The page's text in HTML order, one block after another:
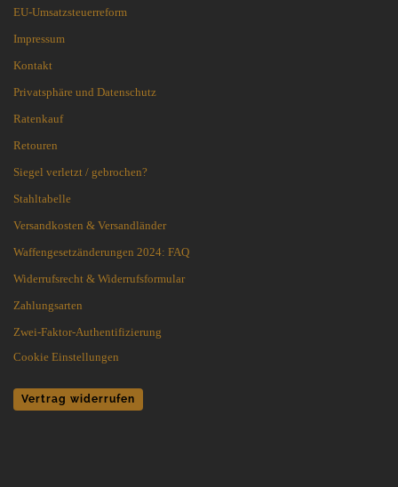
EU-Umsatzsteuerreform
Impressum
Kontakt
Privatsphäre und Datenschutz
Ratenkauf
Retouren
Siegel verletzt / gebrochen?
Stahltabelle
Versandkosten & Versandländer
Waffengesetzänderungen 2024: FAQ
Widerrufsrecht & Widerrufsformular
Zahlungsarten
Zwei-Faktor-Authentifizierung
Cookie Einstellungen
Vertrag widerrufen